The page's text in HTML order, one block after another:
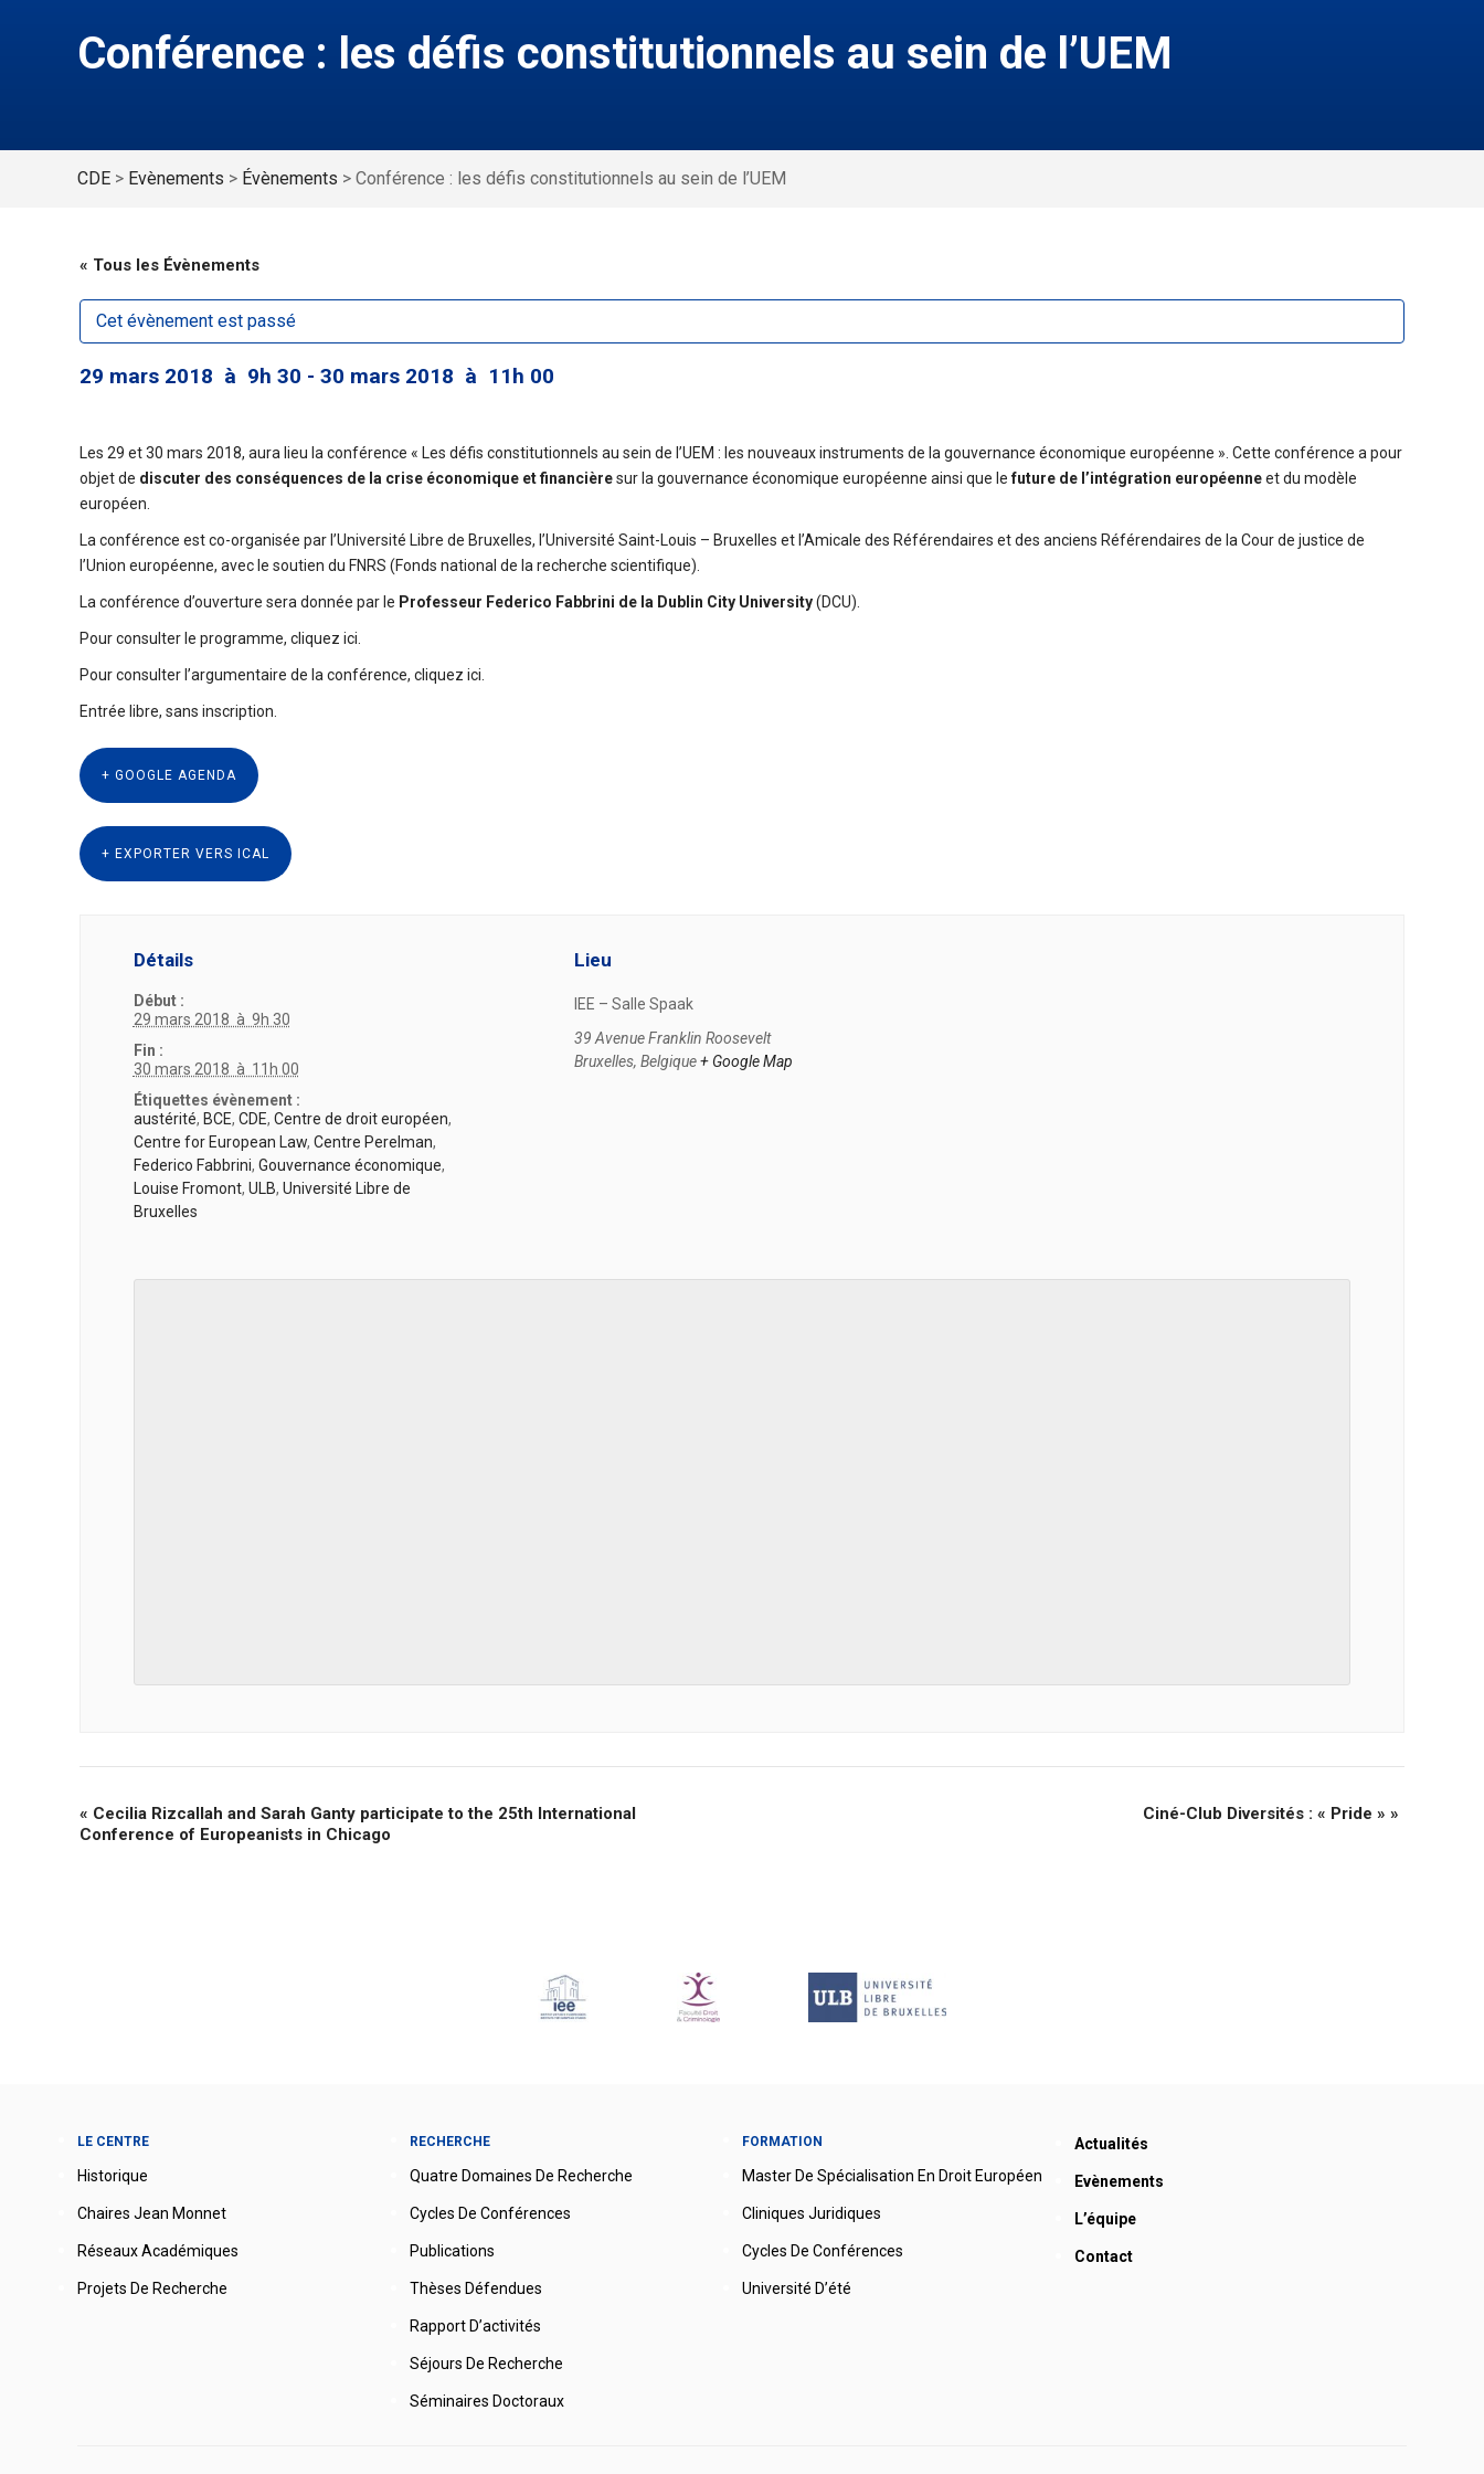
Conférence : les défis constitutionnels au sein de l’UEM
CDE > Evènements > Évènements > Conférence : les défis constitutionnels au sein de l’UEM
« Tous les Évènements
Cet évènement est passé
29 mars 2018 à 9h 30 - 30 mars 2018 à 11h 00
Les 29 et 30 mars 2018, aura lieu la conférence « Les défis constitutionnels au sein de l’UEM : les nouveaux instruments de la gouvernance économique européenne ». Cette conférence a pour
objet de discuter des conséquences de la crise économique et financièresur la gouvernance économique européenne ainsi que lefuture de l’intégration européenneet du modèle
européen.
La conférence est co-organisée par l’Université Libre de Bruxelles, l’Université Saint-Louis – Bruxelles et l’Amicale des Référendaires et des anciens Référendaires de la Cour de justice de
l’Union européenne, avec le soutien du FNRS (Fonds national de la recherche scientifique).
La conférence d’ouverture sera donnée par le Professeur Federico Fabbrini de la Dublin City University(DCU).
Pour consulter le programme, cliquez ici
Pour consulter l’argumentaire de la conférence, cliquez ici
Entrée libre, sans inscription.
+ GOOGLE AGENDA
+ EXPORTER VERS ICAL
Détails
Début :
29 mars 2018 à 9h 30
Fin :
30 mars 2018 à 11h 00
Étiquettes évènement :
austérité, BCE, CDE, Centre de droit européen,
Centre for European Law, Centre Perelman,
Federico Fabbrini, Gouvernance économique,
Louise Fromont, ULB, Université Libre de
Bruxelles
Lieu
IEE – Salle Spaak
39 Avenue Franklin Roosevelt
Bruxelles, Belgique + Google Map
« Cecilia Rizcallah and Sarah Ganty participate to the 25th International
Conference of Europeanists in Chicago
Ciné-Club Diversités : « Pride » »
LE CENTRE
Historique
Chaires Jean Monnet
Réseaux Académiques
Projets De Recherche
RECHERCHE
Quatre Domaines De Recherche
Cycles De Conférences
Publications
Thèses Défendues
Rapport D’activités
Séjours De Recherche
Séminaires Doctoraux
FORMATION
Master De Spécialisation En Droit Européen
Cliniques Juridiques
Cycles De Conférences
Université D’été
Actualités
Evènements
L’équipe
Contact